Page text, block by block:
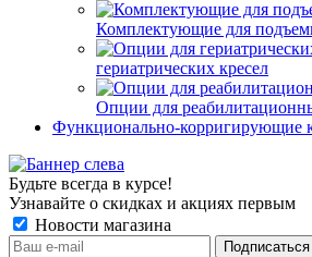
Комплектующие для
гериатрических кресел
Опции для
Функционально-корригирующие
Будьте всегда в курсе!
Узнавайте о скидках и акциях первым
Новости магазина